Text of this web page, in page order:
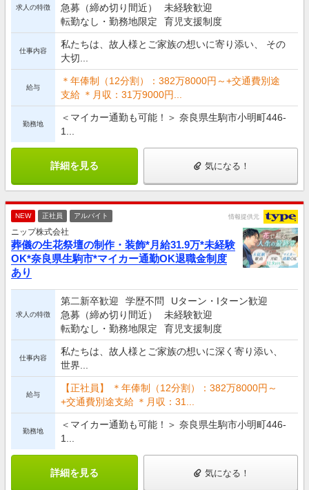
求人の特徴
急募（締め切り間近）
未経験歓迎
転勤なし・勤務地限定
育児支援制度
仕事内容
私たちは、故人様とご家族の想いに寄り添い、 その
大切...
給与
＊年俸制（12分割）：382万8000円～+交通費別途
支給 ＊月収：31万9000円...
勤務地
＜マイカー通勤も可能！＞ 奈良県生駒市小明町446-
1...
詳細を見る 気になる！
NEW 正社員 アルバイト 情報提供元
ニップ株式会社
葬儀の生花祭壇の制作・装飾*月給31.9万*未経験
OK*奈良県生駒市*マイカー通勤OK退職金制度
あり
求人の特徴
第二新卒歓迎 学歴不問
Uターン・Iターン歓迎
急募（締め切り間近）
未経験歓迎
転勤なし・勤務地限定
育児支援制度
仕事内容
私たちは、故人様とご家族の想いに深く寄り添い、
世界...
給与
【正社員】 ＊年俸制（12分割）：382万8000円～
+交通費別途支給 ＊月収：31...
勤務地
＜マイカー通勤も可能！＞ 奈良県生駒市小明町446-
1...
詳細を見る 気になる！